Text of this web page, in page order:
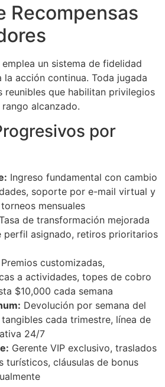
Recompensas
un sistema de fidelidad
la acción continua. Toda jugada
reunibles que habilitan privilegios
alcanzado.
por
Ingreso fundamental con cambio
soporte por e-mail virtual y
mensuales
de transformación mejorada
perfil asignado, retiros prioritarios
Premios customizadas,
a actividades, topes de cobro
$10,000 cada semana
Devolución por semana del
tangibles cada trimestre, línea de
24/7
Gerente VIP exclusivo, traslados
turísticos, cláusulas de bonus